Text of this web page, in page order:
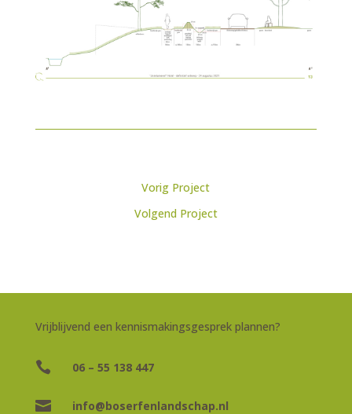
Vorig Project
Volgend Project
Vrijblijvend een kennismakingsgesprek plannen?
 06 – 55 138 447
 info@boserfenlandschap.nl